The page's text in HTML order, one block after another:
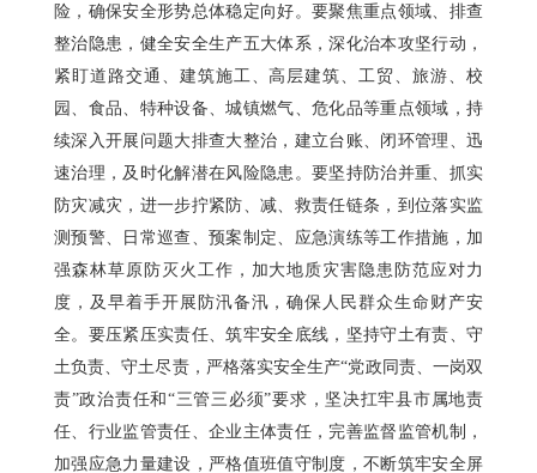
险，确保安全形势总体稳定向好。要聚焦重点领域、排查
整治隐患，健全安全生产五大体系，深化治本攻坚行动，
紧盯道路交通、建筑施工、高层建筑、工贸、旅游、校
园、食品、特种设备、城镇燃气、危化品等重点领域，持
续深入开展问题大排查大整治，建立台账、闭环管理、迅
速治理，及时化解潜在风险隐患。要坚持防治并重、抓实
防灾减灾，进一步拧紧防、减、救责任链条，到位落实监
测预警、日常巡查、预案制定、应急演练等工作措施，加
强森林草原防灭火工作，加大地质灾害隐患防范应对力
度，及早着手开展防汛备汛，确保人民群众生命财产安
全。要压紧压实责任、筑牢安全底线，坚持守土有责、守
土负责、守土尽责，严格落实安全生产“党政同责、一岗双
责”政治责任和“三管三必须”要求，坚决扛牢县市属地责
任、行业监管责任、企业主体责任，完善监督监管机制，
加强应急力量建设，严格值班值守制度，不断筑牢安全屏